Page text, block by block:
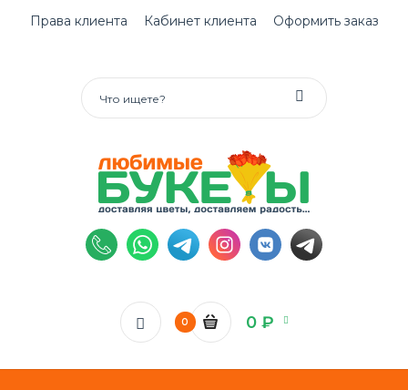
Права клиента Кабинет клиента Оформить заказ
0 0 ₽